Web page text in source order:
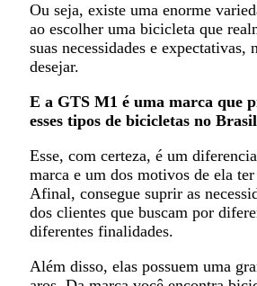
Ou seja, existe uma enorme
ao escolher uma bicicleta que
suas necessidades e expectativas,
desejar.
E a GTS M1 é uma marca que
esses tipos de bicicletas no
Esse, com certeza, é um
marca e um dos motivos de ela
Afinal, consegue suprir as
dos clientes que buscam por
diferentes finalidades.
Além disso, elas possuem uma